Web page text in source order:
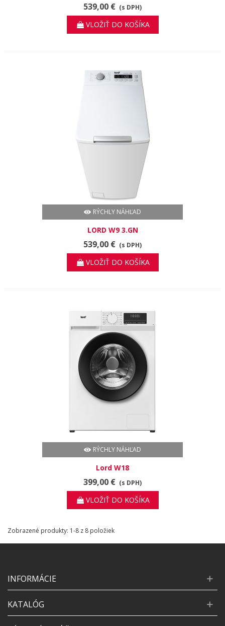
539,00 € (s DPH)
VLOŽIŤ DO KOŠÍKA
RÝCHLY NÁHĽAD
LORD W9 3.GN
539,00 € (s DPH)
VLOŽIŤ DO KOŠÍKA
RÝCHLY NÁHĽAD
Lord W18
399,00 € (s DPH)
VLOŽIŤ DO KOŠÍKA
Zobrazené produkty: 1-8 z 8 položiek
INFORMÁCIE
KATALÓG